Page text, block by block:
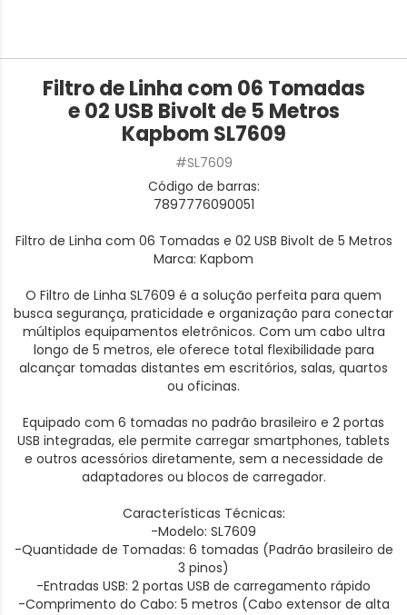
Filtro de Linha com 06 Tomadas
e 02 USB Bivolt de 5 Metros
Kapbom SL7609
#SL7609
Código de barras:
7897776090051
Filtro de Linha com 06 Tomadas e 02 USB Bivolt de 5 Metros
Marca: Kapbom
O Filtro de Linha SL7609 é a solução perfeita para quem
busca segurança, praticidade e organização para conectar
múltiplos equipamentos eletrônicos. Com um cabo ultra
longo de 5 metros, ele oferece total flexibilidade para
alcançar tomadas distantes em escritórios, salas, quartos
ou oficinas.
Equipado com 6 tomadas no padrão brasileiro e 2 portas
USB integradas, ele permite carregar smartphones, tablets
e outros acessórios diretamente, sem a necessidade de
adaptadores ou blocos de carregador.
Características Técnicas:
-Modelo: SL7609
-Quantidade de Tomadas: 6 tomadas (Padrão brasileiro de
3 pinos)
-Entradas USB: 2 portas USB de carregamento rápido
-Comprimento do Cabo: 5 metros (Cabo extensor de alta